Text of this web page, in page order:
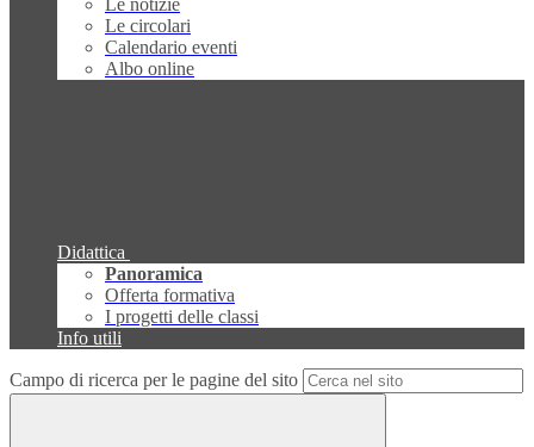
Le notizie
Le circolari
Calendario eventi
Albo online
Didattica
Panoramica
Offerta formativa
I progetti delle classi
Info utili
Campo di ricerca per le pagine del sito